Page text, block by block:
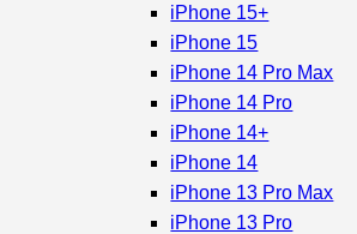
iPhone 15+
iPhone 15
iPhone 14 Pro Max
iPhone 14 Pro
iPhone 14+
iPhone 14
iPhone 13 Pro Max
iPhone 13 Pro